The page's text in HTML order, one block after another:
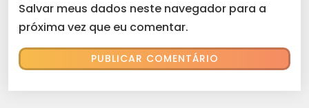
Salvar meus dados neste navegador para a
próxima vez que eu comentar.